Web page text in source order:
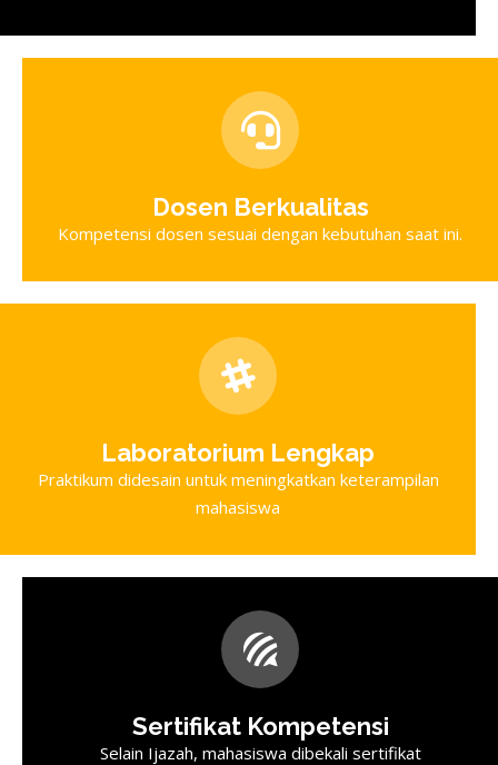
Dosen Berkualitas
Kompetensi dosen sesuai dengan kebutuhan saat ini.
Laboratorium Lengkap
Praktikum didesain untuk meningkatkan keterampilan
mahasiswa
Sertifikat Kompetensi
Selain Ijazah, mahasiswa dibekali sertifikat